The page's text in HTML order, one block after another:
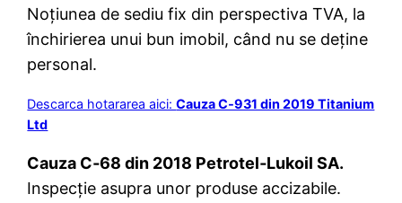
Noțiunea de sediu fix din perspectiva TVA, la
închirierea unui bun imobil, când nu se deține
personal.
Descarca hotararea aici:Cauza C‑931 din 2019 Titanium
Ltd
Cauza C‑68 din 2018 Petrotel‑Lukoil SA.
Inspecție asupra unor produse accizabile.